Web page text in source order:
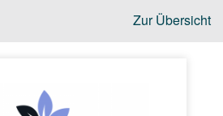
Zur Übersicht